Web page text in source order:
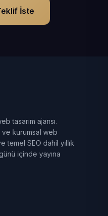
İste
tasarım ajansı.
kurumsal web
temel SEO dahil yıllık
içinde yayına